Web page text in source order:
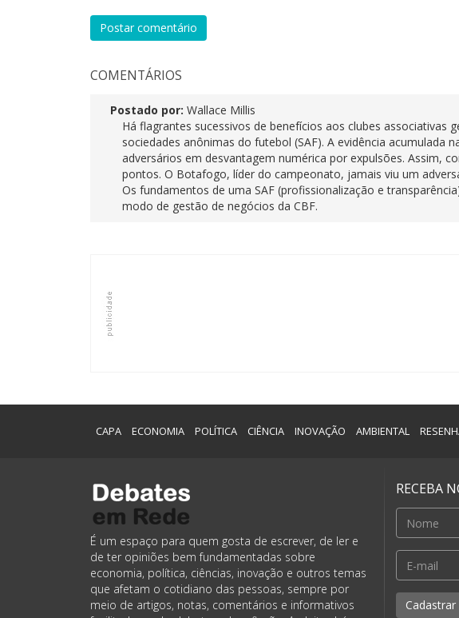
Postar comentário
COMENTÁRIOS
Postado por: Wallace Millis
Há flagrantes sucessivos de benefícios aos clubes associativas
sociedades anônimas do futebol (SAF). A evidência acumulada
adversários em desvantagem numérica por expulsões. Assim,
pontos. O Botafogo, líder do campeonato, jamais viu um
Os fundamentos de uma SAF (profissionalização e
modo de gestão de negócios da CBF.
CAPA ECONOMIA POLÍTICA CIÊNCIA INOVAÇÃO AMBIENTAL
É um espaço para quem gosta de escrever, de ler e
de ter opiniões bem fundamentadas sobre
economia, política, ciências, inovação e outros temas
que afetam o cotidiano das pessoas, sempre por
meio de artigos, notas, comentários e informativos
RECEBA
Cadastrar